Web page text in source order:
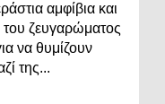
αμφίβια και
του ζευγαρώματος
να θυμίζουν
της...